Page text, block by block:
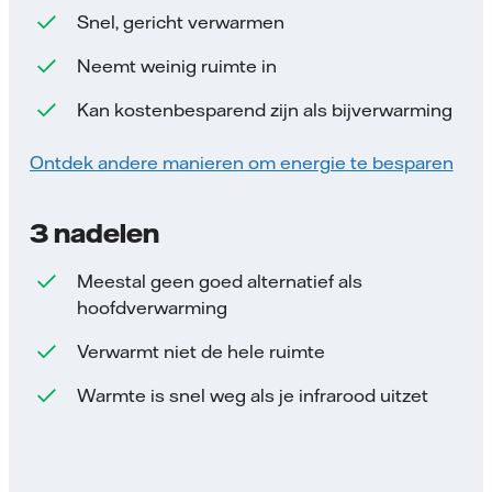
Snel, gericht verwarmen
Neemt weinig ruimte in
Kan kostenbesparend zijn als bijverwarming
Ontdek andere manieren om energie te besparen
3 nadelen
Meestal geen goed alternatief als
hoofdverwarming
Verwarmt niet de hele ruimte
Warmte is snel weg als je infrarood uitzet